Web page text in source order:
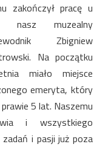
zakończył pracę u
nasz muzealny
Zbigniew
Na początku
miało miejsce
emeryta, który
5 lat. Naszemu
i wszystkiego
i pasji już poza